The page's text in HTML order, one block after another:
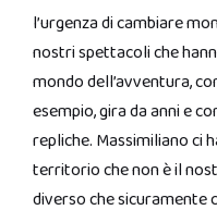
l’urgenza di cambiare
nostri spettacoli che
mondo dell’avventura,
esempio, gira da anni e
repliche. Massimiliano ci
territorio che non è il
diverso che sicuramente